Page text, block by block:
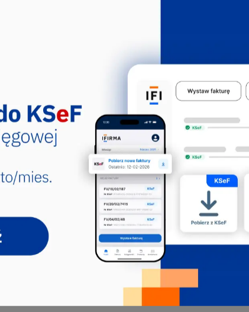
we
z 94.92.Z:
prowadzoną przez lekarzy w
aplikacji CEIDG. Sekcja Q, Dział: 86,